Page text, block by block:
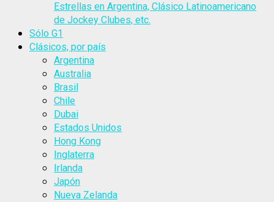
Estrellas en Argentina, Clásico Latinoamericano
de Jockey Clubes, etc.
Sólo G1
Clásicos, por país
Argentina
Australia
Brasil
Chile
Dubai
Estados Unidos
Hong Kong
Inglaterra
Irlanda
Japón
Nueva Zelanda